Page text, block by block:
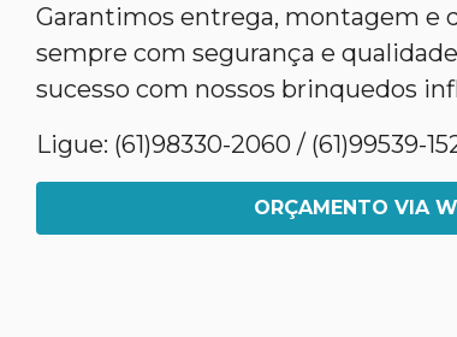
Garantimos entrega, montagem e
sempre com segurança e
sucesso com nossos brinquedos
Ligue: (61)98330-2060 / (61)99539-
ORÇAMENTO VIA